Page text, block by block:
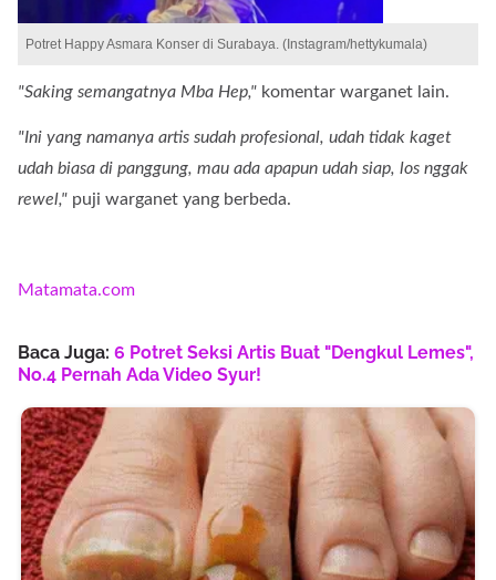
Potret Happy Asmara Konser di Surabaya. (Instagram/hettykumala)
"Saking semangatnya Mba Hep," komentar warganet lain.
"Ini yang namanya artis sudah profesional, udah tidak kaget
udah biasa di panggung, mau ada apapun udah siap, los nggak
rewel," puji warganet yang berbeda.
Matamata.com
Baca Juga: 6 Potret Seksi Artis Buat "Dengkul Lemes",
No.4 Pernah Ada Video Syur!